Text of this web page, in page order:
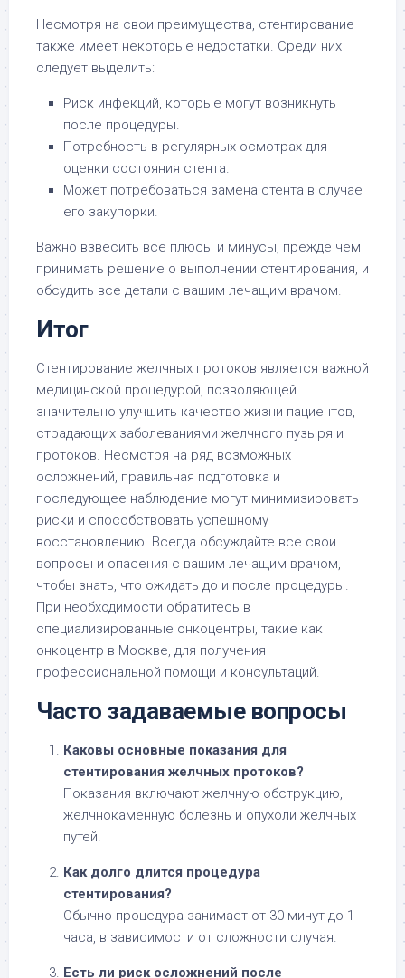
Несмотря на свои преимущества, стентирование
также имеет некоторые недостатки. Среди них
следует выделить:
Риск инфекций, которые могут возникнуть
после процедуры.
Потребность в регулярных осмотрах для
оценки состояния стента.
Может потребоваться замена стента в случае
его закупорки.
Важно взвесить все плюсы и минусы, прежде чем
принимать решение о выполнении стентирования, и
обсудить все детали с вашим лечащим врачом.
Итог
Стентирование желчных протоков является важной
медицинской процедурой, позволяющей
значительно улучшить качество жизни пациентов,
страдающих заболеваниями желчного пузыря и
протоков. Несмотря на ряд возможных
осложнений, правильная подготовка и
последующее наблюдение могут минимизировать
риски и способствовать успешному
восстановлению. Всегда обсуждайте все свои
вопросы и опасения с вашим лечащим врачом,
чтобы знать, что ожидать до и после процедуры.
При необходимости обратитесь в
специализированные онкоцентры, такие как
онкоцентр в Москве, для получения
профессиональной помощи и консультаций.
Часто задаваемые вопросы
Каковы основные показания для
стентирования желчных протоков?
Показания включают желчную обструкцию,
желчнокаменную болезнь и опухоли желчных
путей.
Как долго длится процедура
стентирования?
Обычно процедура занимает от 30 минут до 1
часа, в зависимости от сложности случая.
Есть ли риск осложнений после